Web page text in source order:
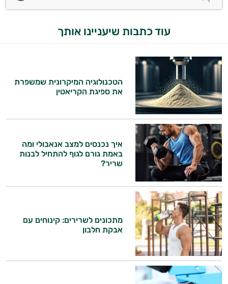
עוד כתבות שיעניינו אותך
הטכנולוגיה המיקרונית שמשפרת
את ספיגת הקריאטין
איך נכנסים למצב אנאבולי ומה
באמת גורם לגוף להתחיל לבנות
שריר?
מתכונים לשרירים: קינוחים עם
אבקת חלבון